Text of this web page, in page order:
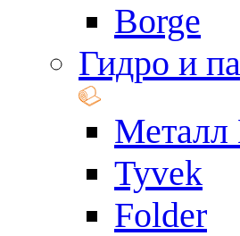
Borge
Гидро и
Tyvek
Folder